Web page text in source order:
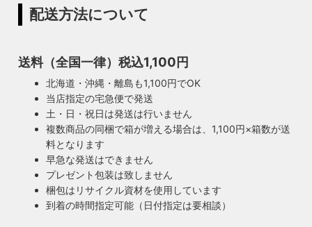
配送方法について
送料（全国一律）税込1,100円
北海道・沖縄・離島も1,100円でOK
当店指定の宅急便で発送
土・日・祝日は発送は行いません
複数商品の同梱で箱が増える場合は、1,100円×箱数が送
料となります
早急な発送はできません
プレゼント包装は致しません
梱包はリサイクル資材を使用しています
到着の時間指定可能（日付指定は要相談）